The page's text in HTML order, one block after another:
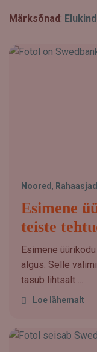
Märksõnad:
Noored ,
Esimene
teiste
Esimene
algus. Selle
tasub lihtsalt ...
Loe lähemalt